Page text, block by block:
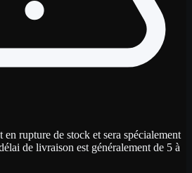
rupture de stock et sera spécialement
de livraison est généralement de 5 à